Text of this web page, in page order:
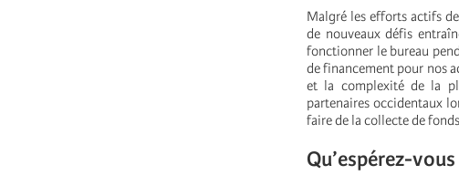
Malgré les efforts actifs
de nouveaux défis
fonctionner le bureau
de financement pour nos
et la complexité de la
partenaires occidentaux
faire de la collecte de
Qu’espérez-